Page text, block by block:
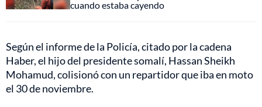
cuando estaba cayendo
Según el informe de la Policía, citado por la cadena
Haber, el hijo del presidente somalí, Hassan Sheikh
Mohamud, colisionó con un repartidor que iba en moto
el 30 de noviembre.